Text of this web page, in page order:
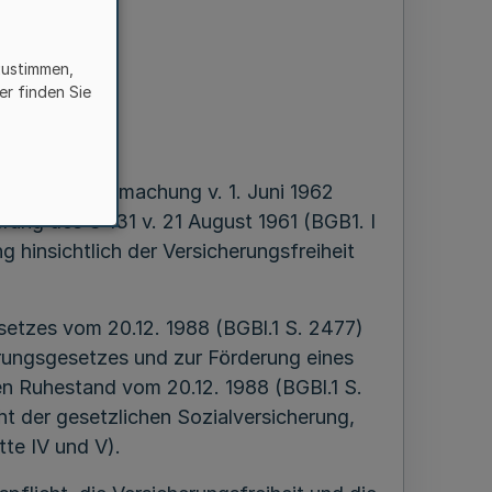
Bekanntmachung v. 1. Juni 1962
des G 131 v. 21 August 1961 (BGB1. I
hinsichtlich der Versicherungsfreiheit
vom 20.12. 1988 (BGBl.1 S. 2477)
und zur Förderung eines
vom 20.12. 1988 (BGBl.1 S.
der gesetzlichen Sozialversicherung,
IV und V).
finden Sie